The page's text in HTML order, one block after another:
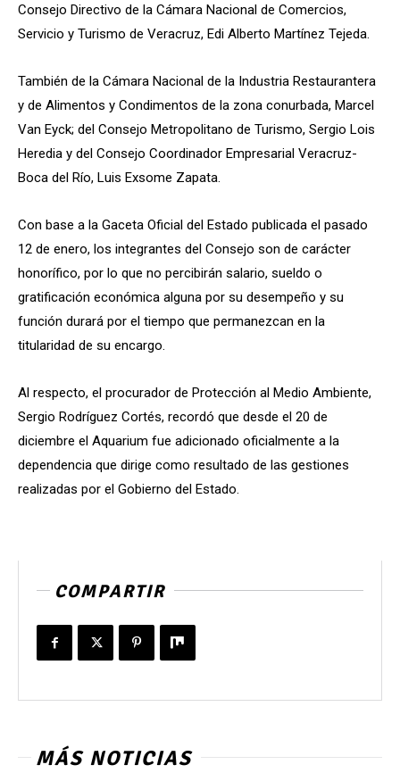
Consejo Directivo de la Cámara Nacional de Comercios,
Servicio y Turismo de Veracruz, Edi Alberto Martínez Tejeda.
También de la Cámara Nacional de la Industria Restaurantera
y de Alimentos y Condimentos de la zona conurbada, Marcel
Van Eyck; del Consejo Metropolitano de Turismo, Sergio Lois
Heredia y del Consejo Coordinador Empresarial Veracruz-
Boca del Río, Luis Exsome Zapata.
Con base a la Gaceta Oficial del Estado publicada el pasado
12 de enero, los integrantes del Consejo son de carácter
honorífico, por lo que no percibirán salario, sueldo o
gratificación económica alguna por su desempeño y su
función durará por el tiempo que permanezcan en la
titularidad de su encargo.
Al respecto, el procurador de Protección al Medio Ambiente,
Sergio Rodríguez Cortés, recordó que desde el 20 de
diciembre el Aquarium fue adicionado oficialmente a la
dependencia que dirige como resultado de las gestiones
realizadas por el Gobierno del Estado.
COMPARTIR
MÁS NOTICIAS